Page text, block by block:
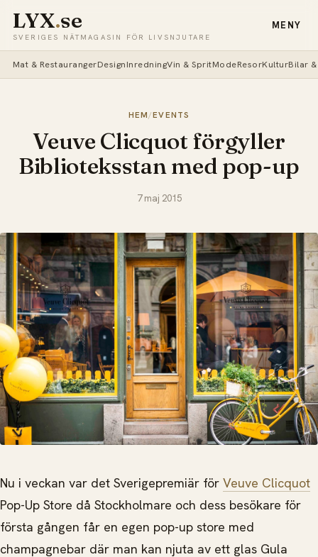
LYX.se
SVERIGES NÄTMAGASIN FÖR LIVSNJUTARE
MENY
Mat & RestaurangerDesignInredningVin & SpritModeResorKulturBilar
HEM/EVENTS
Veuve Clicquot förgyller
Biblioteksstan med pop-up
7 maj 2015
Nu i veckan var det Sverigepremiär för Veuve Clicquot
Pop-Up Store då Stockholmare och dess besökare för
första gången får en egen pop-up store med
champagnebar där man kan njuta av ett glas Gula